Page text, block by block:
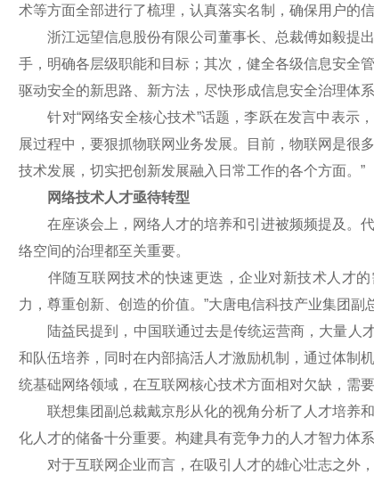
术等方面全部进行了梳理，认真落实名制，确保用户的
浙江远望信息股份有限公司董事长、总裁傅如毅提出
手，明确各层级职能和目标；其次，健全各级信息安全
驱动安全的新思路、新方法，尽快形成信息安全治理体系
针对“网络安全核心技术”话题，李跃在发言中表示
展过程中，要狠抓物联网业务发展。目前，物联网是很
技术发展，切实把创新发展融入日常工作的各个方面。”
网络技术人才亟待转型
在座谈会上，网络人才的培养和引进被频频提及。代
络空间的治理都至关重要。
伴随互联网技术的快速更迭，企业对新技术人才的
力，尊重创新、创造的价值。”大唐电信科技产业集团副
陆益民提到，中国联通过去是传统运营商，大量人才
和队伍培养，同时在内部搞活人才激励机制，通过体制
统基础网络领域，在互联网核心技术方面相对欠缺，需
联想集团副总裁戴京彤从化的视角分析了人才培养和
化人才的储备十分重要。构建具有竞争力的人才智力体系
对于互联网企业而言，在吸引人才的雄心壮志之外，